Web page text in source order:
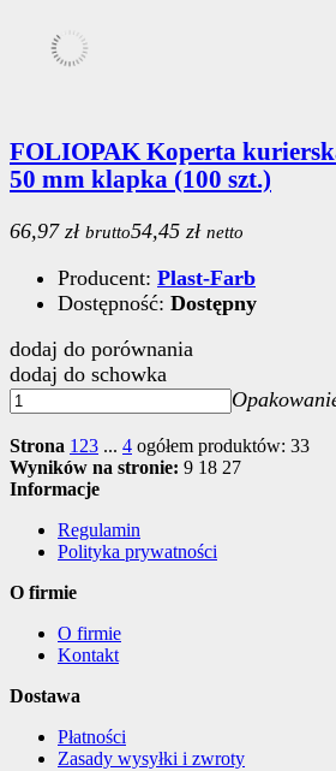
FOLIOPAK Koperta
50 mm klapka (100 szt.)
66,97 zł brutto54,45 zł netto
Producent: Plast-Farb
Dostępność: Dostępny
dodaj do porównania
dodaj do schowka
Strona 1 23 ... 4 ogółem produktów: 33
Wyników na stronie: 9 18 27
Informacje
Regulamin
Polityka prywatności
O firmie
O firmie
Kontakt
Dostawa
Płatności
Zasady wysyłki i zwroty